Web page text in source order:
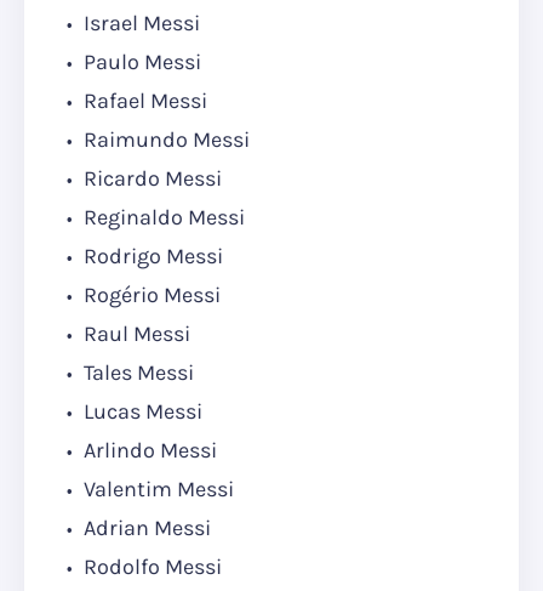
Israel Messi
Paulo Messi
Rafael Messi
Raimundo Messi
Ricardo Messi
Reginaldo Messi
Rodrigo Messi
Rogério Messi
Raul Messi
Tales Messi
Lucas Messi
Arlindo Messi
Valentim Messi
Adrian Messi
Rodolfo Messi